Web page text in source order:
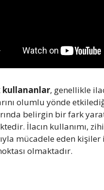
kullananlar, genellikle
olumlu yönde
belirgin bir fark
İlacın kullanımı,
mücadele eden
olmaktadır.